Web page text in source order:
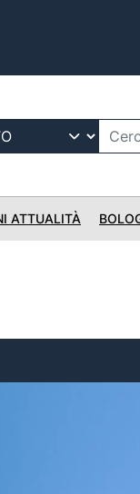
ATTUALITÀ